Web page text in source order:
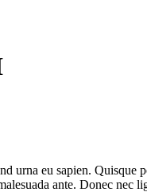
urna eu sapien.
ante. Donec nec